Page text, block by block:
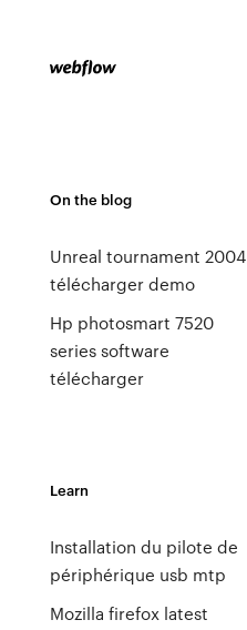
On the blog
Unreal tournament 2004
télécharger demo
Hp photosmart 7520
series software
télécharger
Learn
Installation du pilote de
périphérique usb mtp
Mozilla firefox latest